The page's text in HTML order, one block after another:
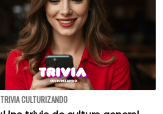
TRIVIA CULTURIZANDO